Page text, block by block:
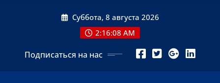
Суббота, 8 августа 2026
2:16:09 AM
Подписаться на нас